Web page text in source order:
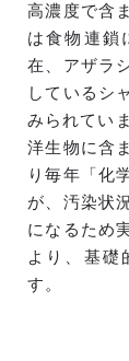
高濃度で含
は食物連鎖
在、アザラ
しているシ
みられてい
洋生物に含
り毎年「化
が、汚染状
になるため
より、基礎
す。